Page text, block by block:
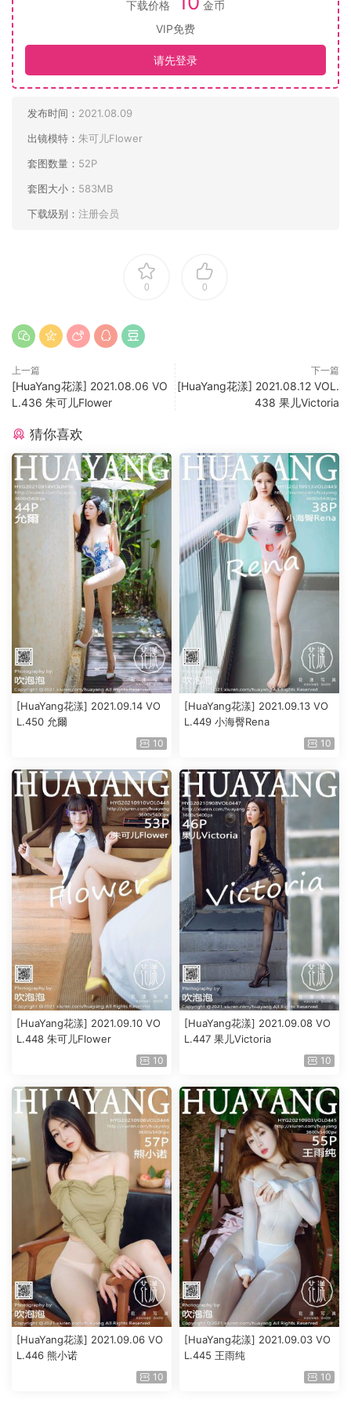
下载价格
金币
VIP免费
请先登录
发布时间： 2021.08.09
出镜模特： 朱可儿Flower
套图数量： 52P
套图大小： 583MB
下载级别： 注册会员
0 0
上一篇
[HuaYang花漾] 2021.08.06 VO
L.436 朱可儿Flower
下一篇
[HuaYang花漾] 2021.08.12 VOL.
438 果儿Victoria
猜你喜欢
[HuaYang花漾] 2021.09.14 VO
L.450 允爾
10
[HuaYang花漾] 2021.09.13 VO
L.449 小海臀Rena
10
[HuaYang花漾] 2021.09.10 VO
L.448 朱可儿Flower
10
[HuaYang花漾] 2021.09.08 VO
L.447 果儿Victoria
10
[HuaYang花漾] 2021.09.06 VO
L.446 熊小诺
10
[HuaYang花漾] 2021.09.03 VO
L.445 王雨纯
10